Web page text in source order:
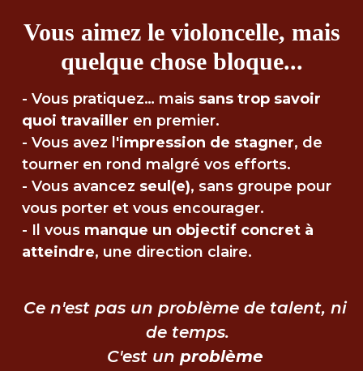
Vous aimez le violoncelle, mais
quelque chose bloque...
- Vous pratiquez… mais sans trop savoir
quoi travailler en premier.
- Vous avez l'impression de stagner, de
tourner en rond malgré vos efforts.
- Vous avancez seul(e), sans groupe pour
vous porter et vous encourager.
- Il vous manque un objectif concret à
atteindre, une direction claire.
Ce n'est pas un problème de talent, ni
de temps.
C'est un problème